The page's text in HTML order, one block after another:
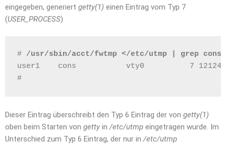
eingegeben, generiert getty(1) einen Eintrag vom Typ 7
(USER_PROCESS)
# /usr/sbin/acct/fwtmp </etc/utmp | grep cons
user1    cons           vty0          7
#
Dieser Eintrag überschreibt den Typ 6 Eintrag der von getty(1)
oben beim Starten von getty in/etc/utmp eingetragen wurde. Im
Unterschied zum Typ 6 Eintrag, der nur in/etc/utmp